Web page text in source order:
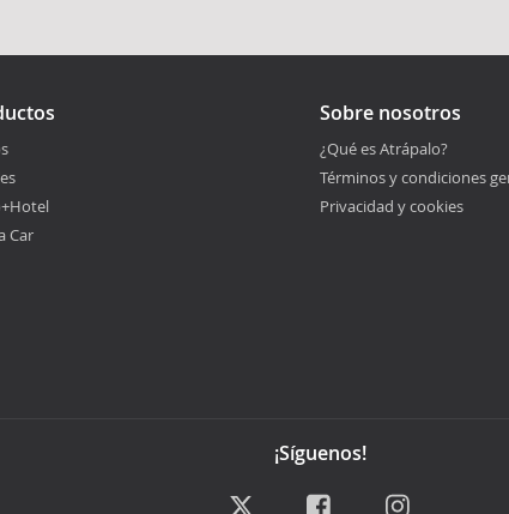
Car
Sobre nosotros
¿Qué es Atrápalo?
Términos y condiciones
Privacidad y cookies
¡Síguenos!